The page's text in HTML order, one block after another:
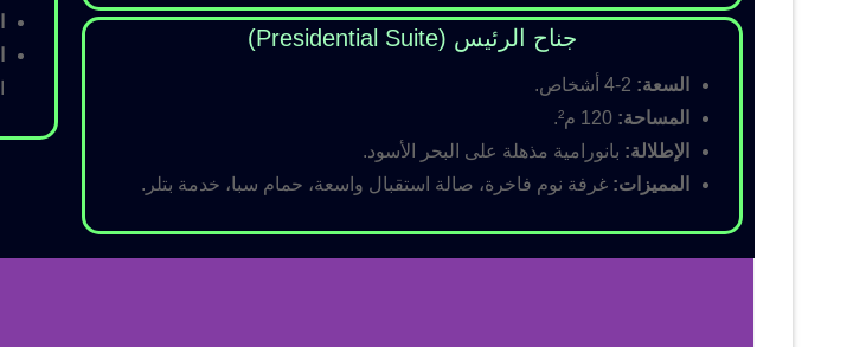
جناح الرئيس (Presidential Suite)
السعة:
المساحة:
الإطلالة: بانورامية مذهلة على البحر الأسود.
المميزات: غرفة نوم فاخرة، صالة استقبال واسعة، حمام سبا، خدمة بتلر.